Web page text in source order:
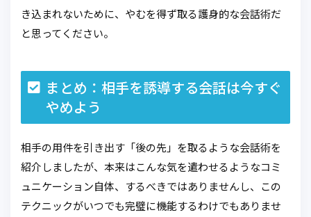
き込まれないために、やむを得ず取る護身的な会話術だ
と思ってください。
まとめ：相手を誘導する会話は今すぐ
やめよう
相手の用件を引き出す「後の先」を取るような会話術を
紹介しましたが、本来はこんな気を遣わせるようなコミ
ュニケーション自体、するべきではありませんし、この
テクニックがいつでも完璧に機能するわけでもありませ